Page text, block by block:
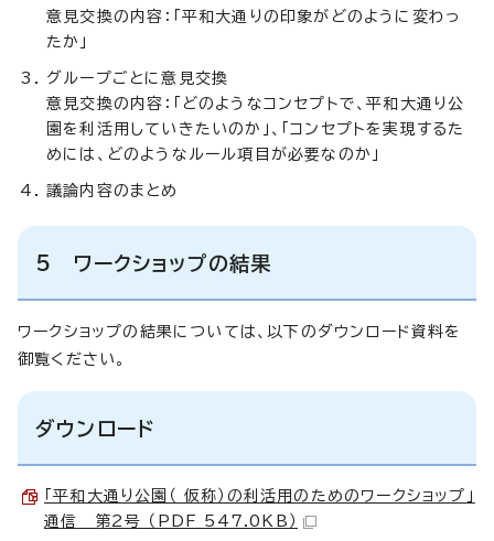
意見交換の内容：「平和大通りの印象がどのように変わっ
たか」
グループごとに意見交換
意見交換の内容：「どのようなコンセプトで、平和大通り公
園を利活用していきたいのか」、「コンセプトを実現するた
めには、どのようなルール項目が必要なのか」
議論内容のまとめ
5 ワークショップの結果
ワークショップの結果については、以下のダウンロード資料を
御覧ください。
ダウンロード
「平和大通り公園（ 仮称）の利活用のためのワークショップ」
通信 第2号 （PDF 547.0KB）